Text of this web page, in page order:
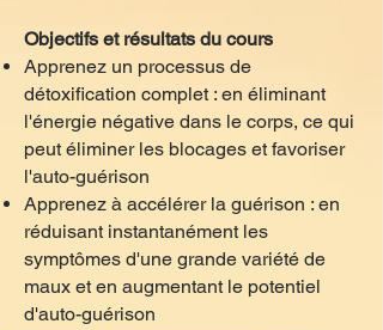
Objectifs et résultats du cours
Apprenez un processus de
détoxification complet : en éliminant
l'énergie négative dans le corps, ce qui
peut éliminer les blocages et favoriser
l'auto-guérison
Apprenez à accélérer la guérison : en
réduisant instantanément les
symptômes d'une grande variété de
maux et en augmentant le potentiel
d'auto-guérison